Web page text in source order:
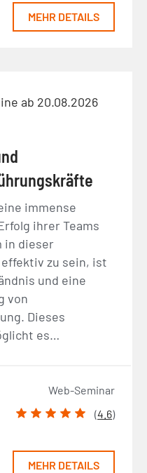
MEHR DETAILS
ab 20.08.2026
immense
ihrer Teams
in dieser
zu sein, ist
und eine
von
Dieses
es…
Web-Seminar
(4.6)
MEHR DETAILS